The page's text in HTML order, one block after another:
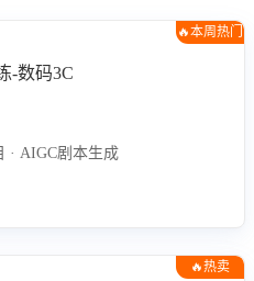
🔥本周热门
-数码3C
· AIGC剧本生成
🔥热卖